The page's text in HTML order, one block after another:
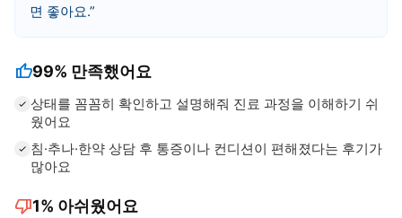
면 좋아요.
thumb_up99% 만족했어요
상태를 꼼꼼히 확인하고 설명해줘 진료 과정을 이해하기 쉬
웠어요
침·추나·한약 상담 후 통증이나 컨디션이 편해졌다는 후기가
많아요
thumb_down1% 아쉬웠어요